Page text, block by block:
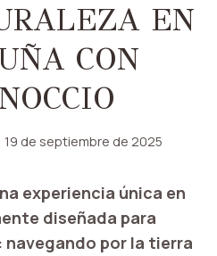
EN
CON
19 de septiembre de 2025
experiencia única en
diseñada para
por la tierra